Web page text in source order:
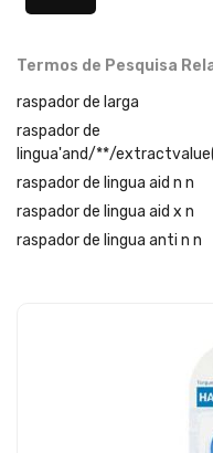
Termos de Pesquisa
raspador de larga
raspador de
lingua'and/**/
raspador de lingua aid n n
raspador de lingua aid x n
raspador de lingua anti n n